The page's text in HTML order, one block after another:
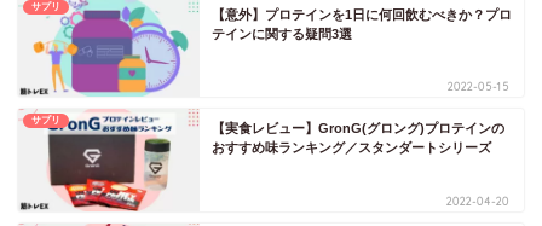
サプリ
【意外】プロテインを1日に何回飲むべきか？プロ
テインに関する疑問3選
2022-05-15
サプリ
【実食レビュー】GronG(グロング)プロテインの
おすすめ味ランキング／スタンダートシリーズ
2022-04-20